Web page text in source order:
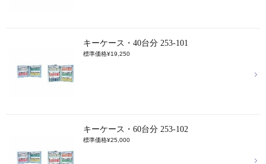
キーケース・40台分 253-101
標準価格¥19,250
キーケース・60台分 253-102
標準価格¥25,000